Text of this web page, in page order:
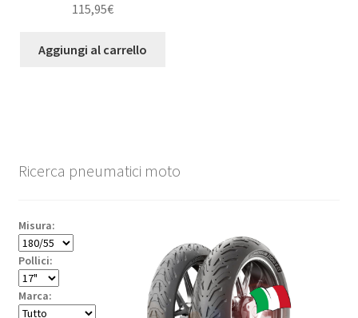
115,95€
Aggiungi al carrello
Ricerca pneumatici moto
Misura:
Pollici:
Marca: